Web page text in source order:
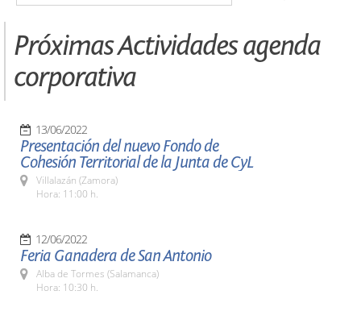
Próximas Actividades agenda
corporativa
13/06/2022
Presentación del nuevo Fondo de
Cohesión Territorial de la Junta de CyL
Villalazán (Zamora)
Hora: 11:00 h.
12/06/2022
Feria Ganadera de San Antonio
Alba de Tormes (Salamanca)
Hora: 10:30 h.